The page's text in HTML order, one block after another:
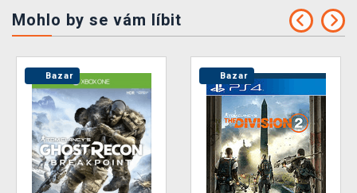
Mohlo by se vám líbit
Bazar Bazar